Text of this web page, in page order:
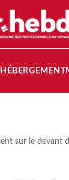
HÉBERGEMENT
sur le devant